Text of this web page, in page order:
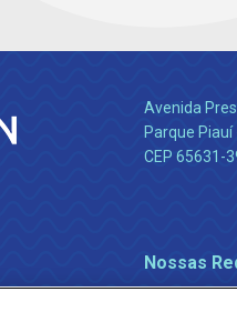
Avenida
Parque
CEP 65631-
Nossas